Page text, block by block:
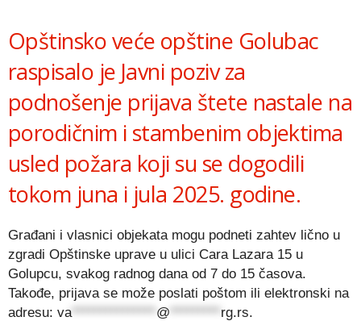
Opštinsko veće opštine Golubac
raspisalo je Javni poziv za
podnošenje prijava štete nastale na
porodičnim i stambenim objektima
usled požara koji su se dogodili
tokom juna i jula 2025. godine.
Građani i vlasnici objekata mogu podneti zahtev lično u
zgradi Opštinske uprave u ulici Cara Lazara 15 u
Golupcu, svakog radnog dana od 7 do 15 časova.
Takođe, prijava se može poslati poštom ili elektronski na
adresu: va *************** @ ********* rg.rs.